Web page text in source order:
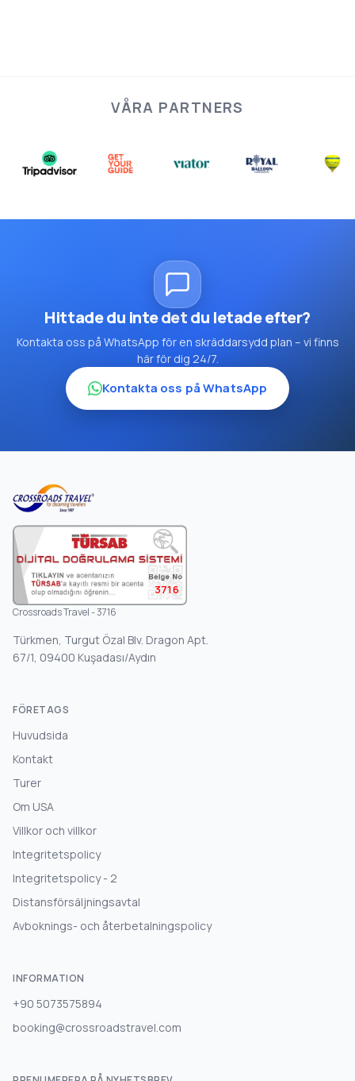
VÅRA PARTNERS
Hittade du inte det du letade efter?
Kontakta oss på WhatsApp för en skräddarsydd plan – vi finns
här för dig 24/7.
Kontakta oss på WhatsApp
3716
Crossroads Travel - 3716
Türkmen, Turgut Özal Blv. Dragon Apt.
67/1, 09400 Kuşadası/Aydın
FÖRETAGS
Huvudsida
Kontakt
Turer
Om USA
Villkor och villkor
Integritetspolicy
Integritetspolicy - 2
Distansförsäljningsavtal
Avboknings- och återbetalningspolicy
INFORMATION
+90 5073575894
booking@crossroadstravel.com